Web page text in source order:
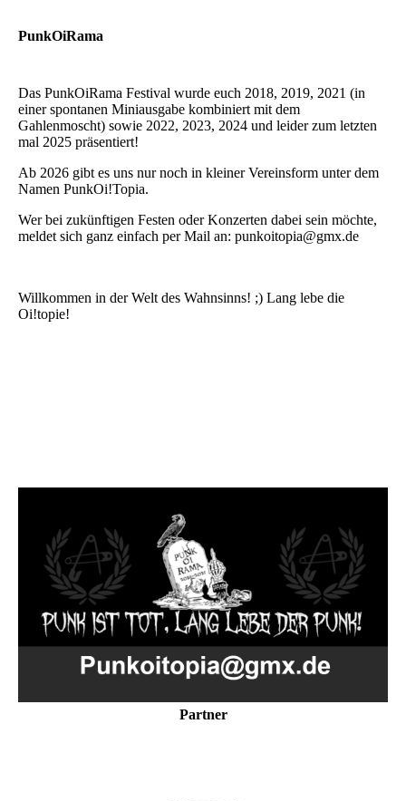
PunkOiRama
Das PunkOiRama Festival wurde euch 2018, 2019, 2021 (in
einer spontanen Miniausgabe kombiniert mit dem
Gahlenmoscht) sowie 2022, 2023, 2024 und leider zum letzten
mal 2025 präsentiert!
Ab 2026 gibt es uns nur noch in kleiner Vereinsform unter dem
Namen PunkOi!Topia.
Wer bei zukünftigen Festen oder Konzerten dabei sein möchte,
meldet sich ganz einfach per Mail an: punkoitopia@gmx.de
Willkommen in der Welt des Wahnsinns! ;) Lang lebe die
Oi!topie!
Partner